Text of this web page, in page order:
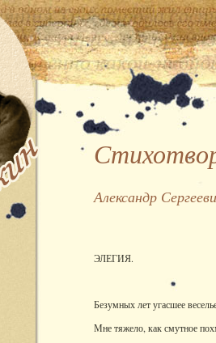
Александр
ЭЛЕГИЯ.
Безумных лет угасшее
Мне тяжело, как смутное